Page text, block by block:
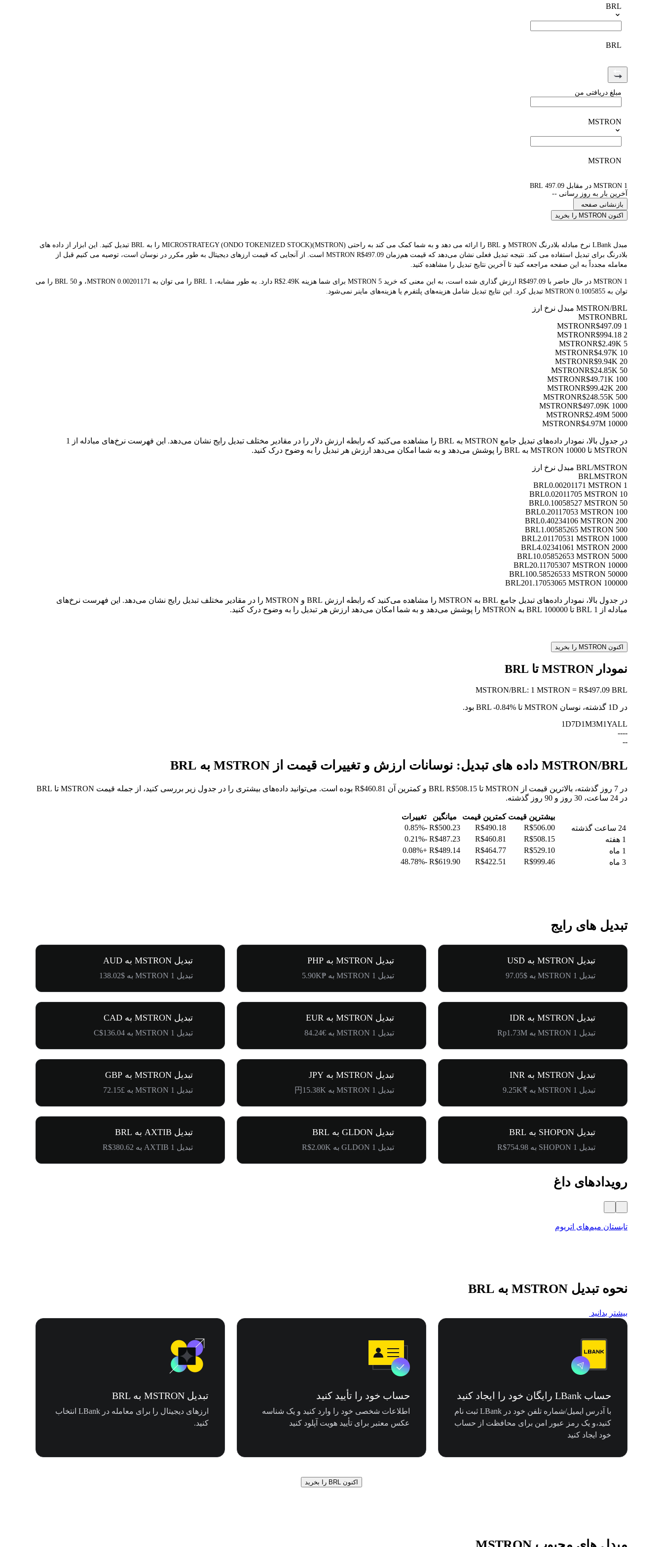
BRL
BRL
مبلغ دریافتی من
MSTRON
MSTRON
1 MSTRON در مقابل 497.09 BRL
آخرین بار به روز رسانی --
بازنشانی صفحه
اکنون MSTRON را بخرید
مبدل LBank نرخ مبادله بلادرنگ MSTRON و BRL را ارائه می دهد و به شما کمک می کند به راحتی MICROSTRATEGY (ONDO TOKENIZED STOCK)(MSTRON) را به BRL تبدیل کنید. این ابزار از داده های
بلادرنگ برای تبدیل استفاده می کند. نتیجه تبدیل فعلی نشان می‌دهد که قیمت هم‌زمان MSTRON R$497.09 است. از آنجایی که قیمت ارزهای دیجیتال به طور مکرر در نوسان است، توصیه می کنیم قبل از
معامله مجدداً به این صفحه مراجعه کنید تا آخرین نتایج تبدیل را مشاهده کنید.
1 MSTRON در حال حاضر با R$497.09 ارزش گذاری شده است، به این معنی که خرید 5 MSTRON برای شما هزینه R$2.49K دارد. به طور مشابه، 1 BRL را می توان به 0.00201171 MSTRON، و 50 BRL را می
توان به 0.1005855 MSTRON تبدیل کرد. این نتایج تبدیل شامل هزینه‌های پلتفرم یا هزینه‌های ماینر نمی‌شود.
MSTRON/BRL مبدل نرخ ارز
MSTRONBRL
1 MSTRON
R$497.09
2 MSTRON
R$994.18
5 MSTRON
R$2.49K
10 MSTRON
R$4.97K
20 MSTRON
R$9.94K
50 MSTRON
R$24.85K
100 MSTRON
R$49.71K
200 MSTRON
R$99.42K
500 MSTRON
R$248.55K
1000 MSTRON
R$497.09K
5000 MSTRON
R$2.49M
10000 MSTRON
R$4.97M
در جدول بالا، نمودار داده‌های تبدیل جامع MSTRON به BRL را مشاهده می‌کنید که رابطه ارزش دلار را در مقادیر مختلف تبدیل رایج نشان می‌دهد. این فهرست نرخ‌های مبادله از 1
MSTRON تا 10000 MSTRON به BRL را پوشش می‌دهد و به شما امکان می‌دهد ارزش هر تبدیل را به وضوح درک کنید.
BRL/MSTRON مبدل نرخ ارز
BRLMSTRON
1 BRL
0.00201171 MSTRON
10 BRL
0.02011705 MSTRON
50 BRL
0.10058527 MSTRON
100 BRL
0.20117053 MSTRON
200 BRL
0.40234106 MSTRON
500 BRL
1.00585265 MSTRON
1000 BRL
2.01170531 MSTRON
2000 BRL
4.02341061 MSTRON
5000 BRL
10.05852653 MSTRON
10000 BRL
20.11705307 MSTRON
50000 BRL
100.58526533 MSTRON
100000 BRL
201.17053065 MSTRON
در جدول بالا، نمودار داده‌های تبدیل جامع BRL به MSTRON را مشاهده می‌کنید که رابطه ارزش BRL و MSTRON را در مقادیر مختلف تبدیل رایج نشان می‌دهد. این فهرست نرخ‌های
مبادله از 1 BRL تا 100000 BRL به MSTRON را پوشش می‌دهد و به شما امکان می‌دهد ارزش هر تبدیل را به وضوح درک کنید.
اکنون MSTRON را بخرید
نمودار MSTRON تا BRL
MSTRON/BRL: 1 MSTRON = R$497.09 BRL
در 1D گذشته، نوسان MSTRON تا BRL -0.84%
بود.
1D7D1M3M1YALL
--
--
--
MSTRON/BRL داده های تبدیل: نوسانات ارزش و تغییرات قیمت از MSTRON به BRL
در 7 روز گذشته، بالاترین قیمت از MSTRON تا BRL R$508.15 و کمترین آن R$460.81 بوده است. می‌توانید داده‌های بیشتری را در جدول زیر بررسی کنید، از جمله قیمت MSTRON تا BRL
در 24 ساعت، 30 روز و 90 روز گذشته.
بیشترین قیمت کمترین قیمت میانگین
تغییرات
24 ساعت گذشته
R$506.00
R$490.18
R$500.23
-0.85%
1 هفته
R$508.15
R$460.81
R$487.23
-0.21%
1 ماه
R$529.10
R$464.77
R$489.14
+0.08%
3 ماه
R$999.46
R$422.51
R$619.90
-48.78%
تبدیل های رایج
تبدیل MSTRON به USD
تبدیل 1 MSTRON به $97.05
تبدیل MSTRON به PHP
تبدیل 1 MSTRON به ₱5.90K
تبدیل MSTRON به AUD
تبدیل 1 MSTRON به $138.02
تبدیل MSTRON به IDR
تبدیل 1 MSTRON به Rp1.73M
تبدیل MSTRON به EUR
تبدیل 1 MSTRON به €84.24
تبدیل MSTRON به CAD
تبدیل 1 MSTRON به C$136.04
تبدیل MSTRON به INR
تبدیل 1 MSTRON به ₹9.25K
تبدیل MSTRON به JPY
تبدیل 1 MSTRON به 円15.38K
تبدیل MSTRON به GBP
تبدیل 1 MSTRON به £72.15
تبدیل SHOPON به BRL
تبدیل 1 SHOPON به R$754.98
تبدیل GLDON به BRL
تبدیل 1 GLDON به R$2.00K
تبدیل AXTIB به BRL
تبدیل 1 AXTIB به R$380.62
رویدادهای داغ
تابستان میم‌های اتریوم
نحوه تبدیل MSTRON به BRL
بیشتر بدانید
حساب LBank رایگان خود را ایجاد کنید
با آدرس ایمیل/شماره تلفن خود در LBank ثبت نام
کنید،و یک رمز عبور امن برای محافظت از حساب
خود ایجاد کنید
حساب خود را تأیید کنید
اطلاعات شخصی خود را وارد کنید و یک شناسه
عکس معتبر برای تأیید هویت آپلود کنید
تبدیل MSTRON به BRL
ارزهای دیجیتال را برای معامله در LBank انتخاب
کنید.
اکنون BRL را بخرید